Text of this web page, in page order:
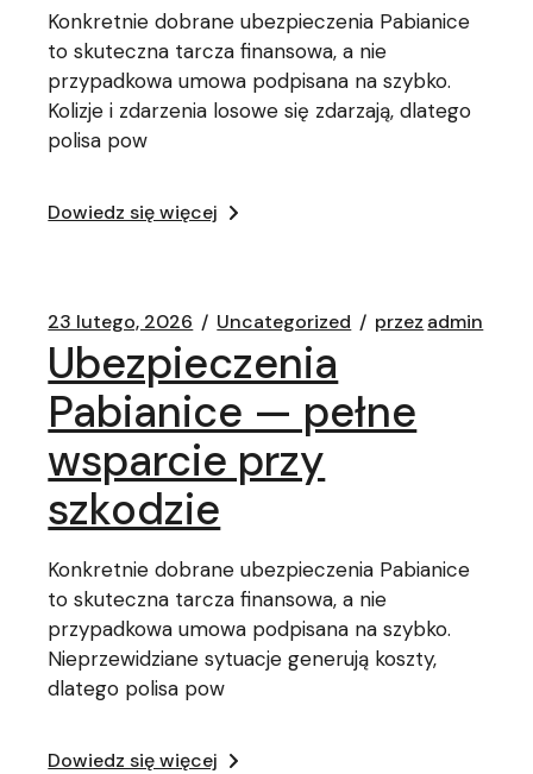
Konkretnie dobrane ubezpieczenia Pabianice
to skuteczna tarcza finansowa, a nie
przypadkowa umowa podpisana na szybko.
Kolizje i zdarzenia losowe się zdarzają, dlatego
polisa pow
Dowiedz się więcej
23 lutego, 2026 Uncategorized przez admin
Ubezpieczenia
Pabianice — pełne
wsparcie przy
szkodzie
Konkretnie dobrane ubezpieczenia Pabianice
to skuteczna tarcza finansowa, a nie
przypadkowa umowa podpisana na szybko.
Nieprzewidziane sytuacje generują koszty,
dlatego polisa pow
Dowiedz się więcej